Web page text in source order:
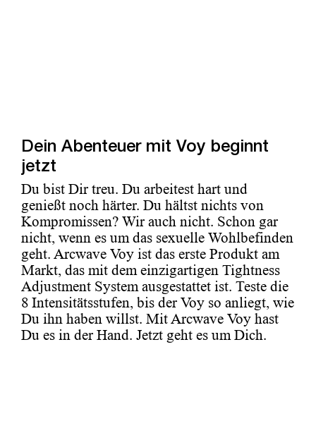
Dein Abenteuer mit Voy beginnt
jetzt
Du bist Dir treu. Du arbeitest hart und
genießt noch härter. Du hältst nichts von
Kompromissen? Wir auch nicht. Schon gar
nicht, wenn es um das sexuelle Wohlbefinden
geht. Arcwave Voy ist das erste Produkt am
Markt, das mit dem einzigartigen Tightness
Adjustment System ausgestattet ist. Teste die
8 Intensitätsstufen, bis der Voy so anliegt, wie
Du ihn haben willst. Mit Arcwave Voy hast
Du es in der Hand. Jetzt geht es um Dich.